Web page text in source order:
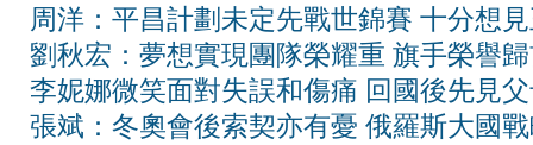
周洋：平昌計劃未定先戰世錦賽 十分想
劉秋宏：夢想實現團隊榮耀重 旗手榮譽
李妮娜微笑面對失誤和傷痛 回國後先見
張斌：冬奧會後索契亦有憂 俄羅斯大國